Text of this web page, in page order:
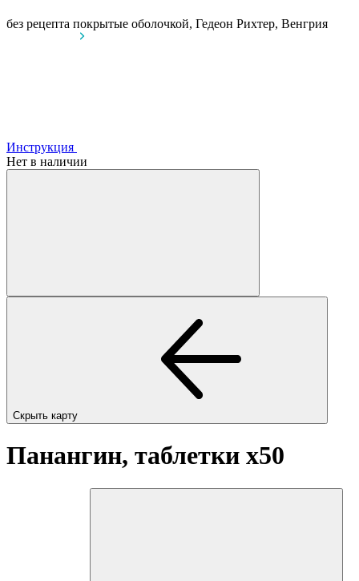
без рецепта покрытые оболочкой, Гедеон Рихтер, Венгрия
Инструкция
Нет в наличии
Скрыть карту
Панангин, таблетки x50